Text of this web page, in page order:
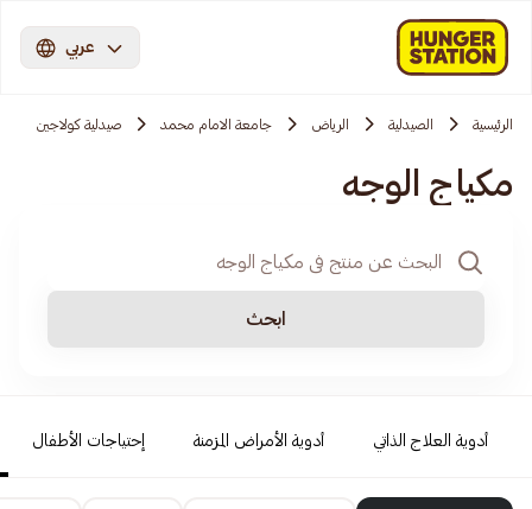
عربي
الرئيسية الصيدلية الرياض جامعة الامام محمد صيدلية كولاجين
مكياج الوجه
ابحث
أدوية العلاج الذاتي أدوية الأمراض المزمنة إحتياجات الأطفال